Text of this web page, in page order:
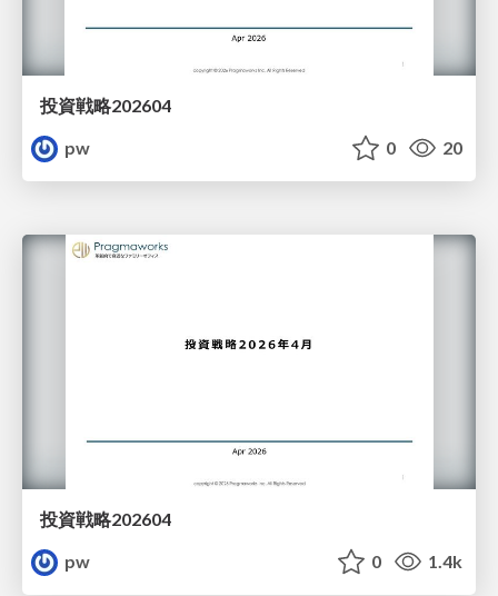
投資戦略202604
pw
0 20
投資戦略202604
pw
0 1.4k